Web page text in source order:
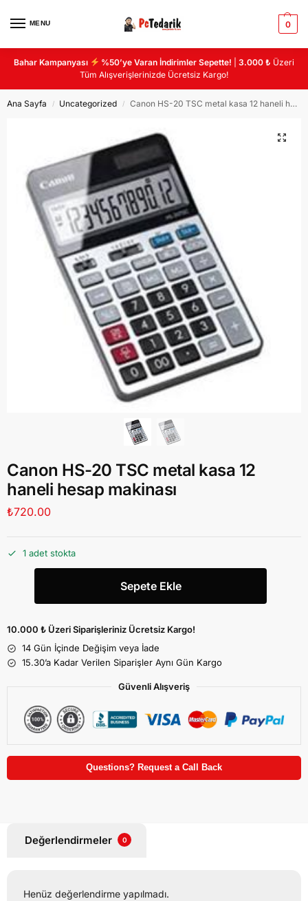
MENU 0
Bahar Kampanyası %50’ye Varan İndirimler Sepette! |3.000 ₺ Üzeri
Tüm Alışverişlerinizde Ücretsiz Kargo!
Ana Sayfa / Uncategorized / Canon HS-20 TSC metal kasa 12 haneli hesap makinası
Canon HS-20 TSC metal kasa 12
haneli hesap makinası
₺720.00
1 adet stokta
Sepete Ekle
10.000 ₺ Üzeri Siparişleriniz Ücretsiz Kargo!
14 Gün İçinde Değişim veya İade
15.30’a Kadar Verilen Siparişler Aynı Gün Kargo
Güvenli Alışveriş
Questions? Request a Call Back
Değerlendirmeler 0
Henüz değerlendirme yapılmadı.